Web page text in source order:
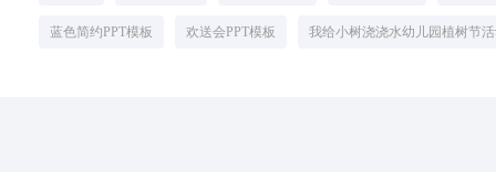
蓝色简约PPT模板 欢送会PPT模板 我给小树浇浇水幼儿园植树节